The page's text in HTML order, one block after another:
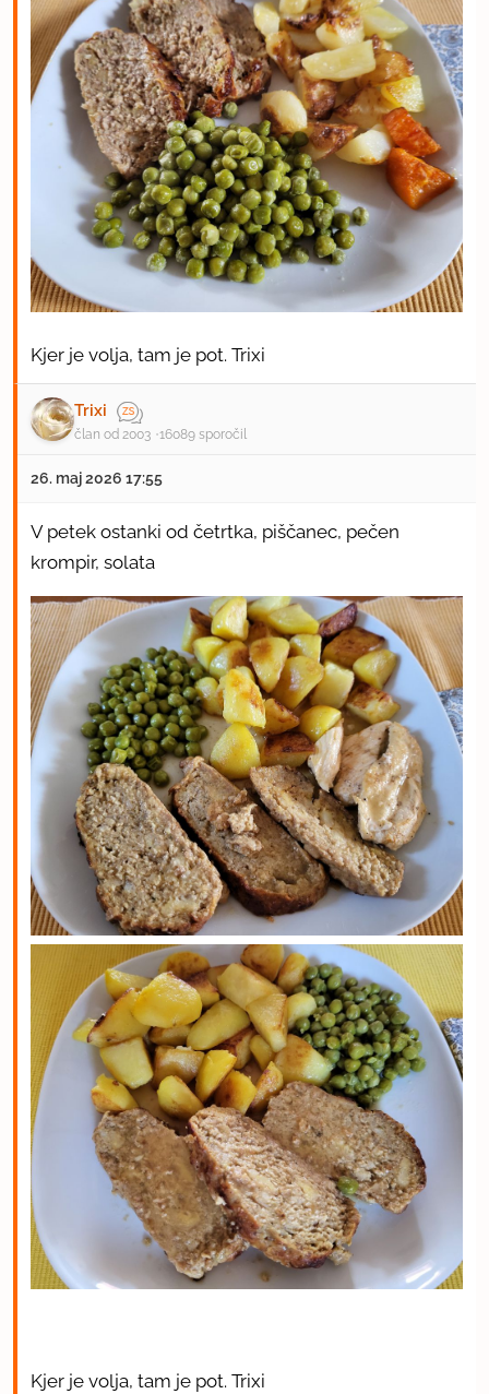
Kjer je volja, tam je pot. Trixi
Trixi
član od 2003 16089 sporočil
26. maj 2026 17:55
V petek ostanki od četrtka, piščanec, pečen
krompir, solata
Kjer je volja, tam je pot. Trixi